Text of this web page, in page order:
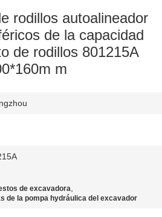
rodillos autoalineador
de la capacidad
de rodillos 801215A
m
de excavadora,
de la pompa hydráulica del excavador